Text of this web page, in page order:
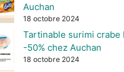
Auchan
18 octobre 2024
Tartinable surimi crabe
-50% chez Auchan
18 octobre 2024